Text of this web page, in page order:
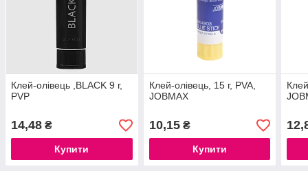
Клей-олiвець ,BLACK 9 г,
PVP
14,48 ₴
Купити
Клей-олiвець, 15 г, PVA,
JOBMAX
10,15₴
Купити